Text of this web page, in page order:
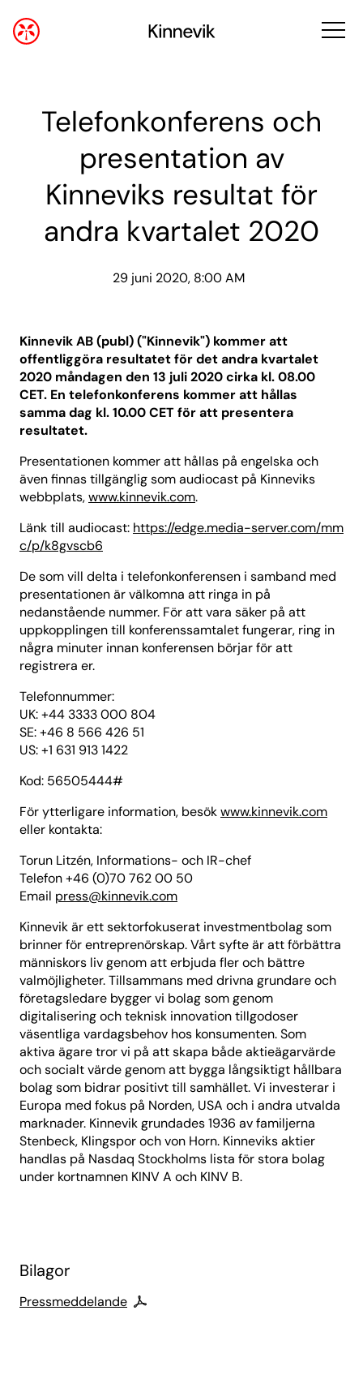
Telefonkonferens och
presentation av
Kinneviks resultat för
andra kvartalet 2020
29 juni 2020, 8:00 AM
Kinnevik AB (publ) ("Kinnevik") kommer att
offentliggöra resultatet för det andra kvartalet
2020 måndagen den 13 juli 2020 cirka kl. 08.00
CET. En telefonkonferens kommer att hållas
samma dag kl. 10.00 CET för att presentera
resultatet.
Presentationen kommer att hållas på engelska och
även finnas tillgänglig som audiocast på Kinneviks
webbplats,www.kinnevik.com.
Länk till audiocast: https://edge.media-server.com/mm
c/p/k8gvscb6
De som vill delta i telefonkonferensen i samband med
presentationen är välkomna att ringa in på
nedanstående nummer. För att vara säker på att
uppkopplingen till konferenssamtalet fungerar, ring in
några minuter innan konferensen börjar för att
registrera er.
Telefonnummer:
UK: +44 3333 000 804
SE: +46 8 566 426 51
US: +1 631 913 1422
Kod: 56505444#
För ytterligare information, besökwww.kinnevik.com
eller kontakta:
Torun Litzén, Informations- och IR-chef
Telefon +46 (0)70 762 00 50
Email press@kinnevik.com
Kinnevik är ett sektorfokuserat investmentbolag som
brinner för entreprenörskap. Vårt syfte är att förbättra
människors liv genom att erbjuda fler och bättre
valmöjligheter. Tillsammans med drivna grundare och
företagsledare bygger vi bolag som genom
digitalisering och teknisk innovation tillgodoser
väsentliga vardagsbehov hos konsumenten. Som
aktiva ägare tror vi på att skapa både aktieägarvärde
och socialt värde genom att bygga långsiktigt hållbara
bolag som bidrar positivt till samhället. Vi investerar i
Europa med fokus på Norden, USA och i andra utvalda
marknader. Kinnevik grundades 1936 av familjerna
Stenbeck, Klingspor och von Horn. Kinneviks aktier
handlas på Nasdaq Stockholms lista för stora bolag
under kortnamnen KINV A och KINV B.
Bilagor
Pressmeddelande